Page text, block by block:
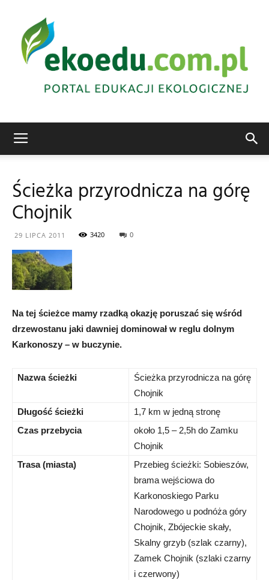
Ścieżka przyrodnicza na górę
Chojnik
29 LIPCA 2011 3420 0
Na tej ścieżce mamy rzadką okazję poruszać się wśród
drzewostanu jaki dawniej dominował w reglu dolnym
Karkonoszy – w buczynie.
Nazwa ścieżki
Ścieżka przyrodnicza na górę
Chojnik
Długość ścieżki
1,7 km w jedną stronę
Czas przebycia
około 1,5 – 2,5h do Zamku
Chojnik
Trasa (miasta)
Przebieg ścieżki: Sobieszów,
brama wejściowa do
Karkonoskiego Parku
Narodowego u podnóża góry
Chojnik, Zbójeckie skały,
Skalny grzyb (szlak czarny),
Zamek Chojnik (szlaki czarny
i czerwony)